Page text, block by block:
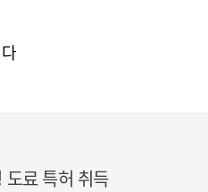
도료 특허 취득